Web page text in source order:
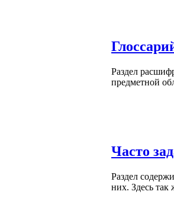
Раздел
предметной
Часто
Раздел
них. Здесь так